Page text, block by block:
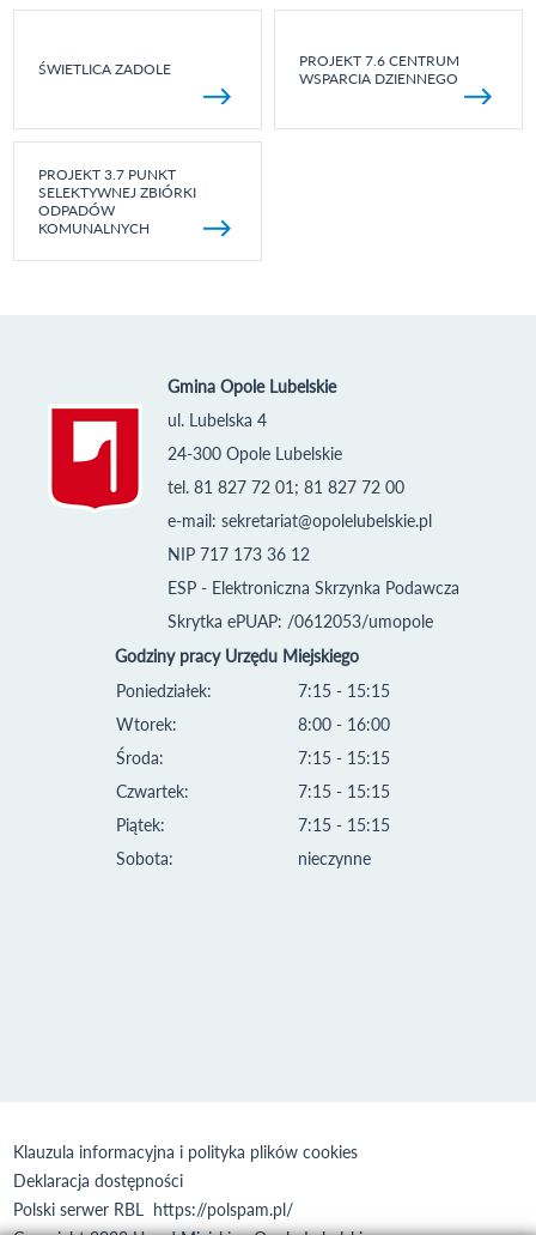
ŚWIETLICA ZADOLE
PROJEKT 7.6 CENTRUM
WSPARCIA DZIENNEGO
PROJEKT 3.7 PUNKT
SELEKTYWNEJ ZBIÓRKI
ODPADÓW
KOMUNALNYCH
Gmina Opole Lubelskie
ul. Lubelska 4
24-300 Opole Lubelskie
tel. 81 827 72 01; 81 827 72 00
e-mail: sekretariat@opolelubelskie.pl
NIP 717 173 36 12
ESP - Elektroniczna Skrzynka Podawcza
Skrytka ePUAP: /0612053/umopole
Godziny pracy Urzędu Miejskiego
Poniedziałek:
Wtorek:
Środa:
Czwartek:
Piątek:
Sobota:
7:15 - 15:15
8:00 - 16:00
7:15 - 15:15
7:15 - 15:15
7:15 - 15:15
nieczynne
Klauzula informacyjna i polityka plików cookies
Deklaracja dostępności
Polski serwer RBL https://polspam.pl/